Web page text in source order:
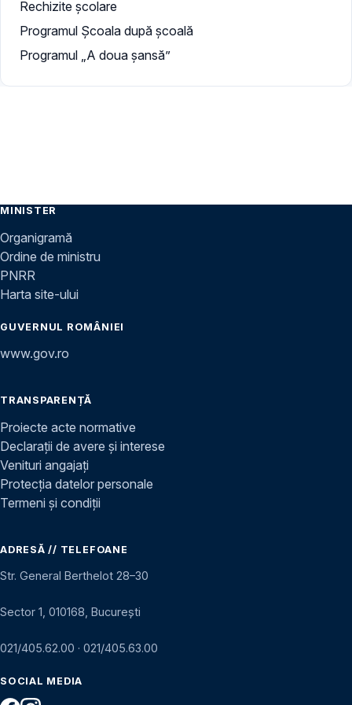
Rechizite școlare
Programul Școala după școală
Programul „A doua şansă”
MINISTER
Organigramă
Ordine de ministru
PNRR
Harta site-ului
GUVERNUL ROMÂNIEI
www.gov.ro
TRANSPARENȚĂ
Proiecte acte normative
Declarații de avere și interese
Venituri angajați
Protecția datelor personale
Termeni și condiții
ADRESĂ // TELEFOANE
Str. General Berthelot 28–30
Sector 1, 010168, București
021/405.62.00 · 021/405.63.00
SOCIAL MEDIA